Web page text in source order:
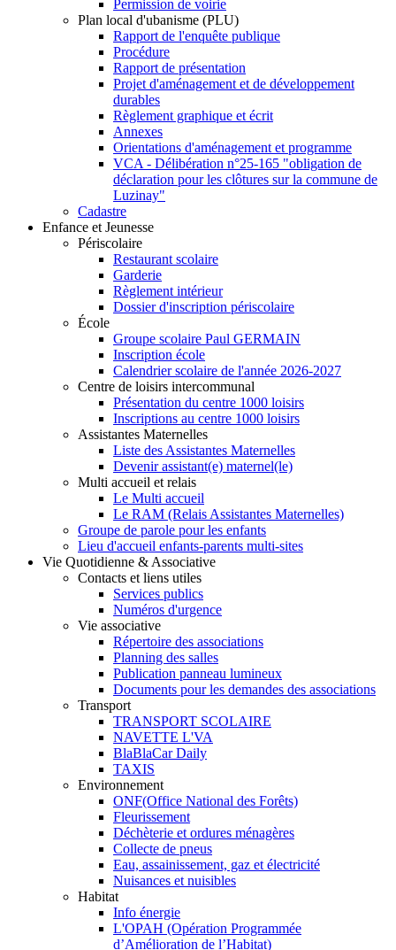
Permission de voirie
Plan local d'ubanisme (PLU)
Rapport de l'enquête publique
Procédure
Rapport de présentation
Projet d'aménagement et de développement
durables
Règlement graphique et écrit
Annexes
Orientations d'aménagement et programme
VCA - Délibération n°25-165 "obligation de
déclaration pour les clôtures sur la commune de
Luzinay"
Cadastre
Enfance et Jeunesse
Périscolaire
Restaurant scolaire
Garderie
Règlement intérieur
Dossier d'inscription périscolaire
École
Groupe scolaire Paul GERMAIN
Inscription école
Calendrier scolaire de l'année 2026-2027
Centre de loisirs intercommunal
Présentation du centre 1000 loisirs
Inscriptions au centre 1000 loisirs
Assistantes Maternelles
Liste des Assistantes Maternelles
Devenir assistant(e) maternel(le)
Multi accueil et relais
Le Multi accueil
Le RAM (Relais Assistantes Maternelles)
Groupe de parole pour les enfants
Lieu d'accueil enfants-parents multi-sites
Vie Quotidienne & Associative
Contacts et liens utiles
Services publics
Numéros d'urgence
Vie associative
Répertoire des associations
Planning des salles
Publication panneau lumineux
Documents pour les demandes des associations
Transport
TRANSPORT SCOLAIRE
NAVETTE L'VA
BlaBlaCar Daily
TAXIS
Environnement
ONF(Office National des Forêts)
Fleurissement
Déchèterie et ordures ménagères
Collecte de pneus
Eau, assainissement, gaz et électricité
Nuisances et nuisibles
Habitat
Info énergie
L'OPAH (Opération Programmée
d’Amélioration de l’Habitat)